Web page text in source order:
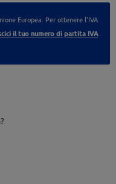
Europea. Per ottenere l'IVA
il tuo numero di partita IVA